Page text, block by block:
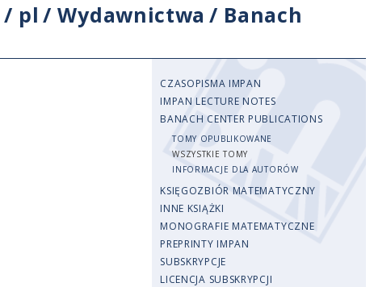
/ pl /Wydawnictwa / Banach
CZASOPISMA IMPAN
IMPAN LECTURE NOTES
BANACH CENTER PUBLICATIONS
TOMY OPUBLIKOWANE
WSZYSTKIE TOMY
INFORMACJE DLA AUTORÓW
KSIĘGOZBIÓR MATEMATYCZNY
INNE KSIĄŻKI
MONOGRAFIE MATEMATYCZNE
PREPRINTY IMPAN
SUBSKRYPCJE
LICENCJA SUBSKRYPCJI